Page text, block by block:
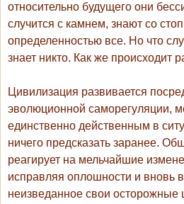
относительно будущего они
случится с камнем, знают со
определенностью все. Но что
знает никто. Как же происходит
Цивилизация развивается
эволюционной саморегуляции,
единственно действенным в
ничего предсказать заранее.
реагирует на мельчайшие
исправляя оплошности и вновь
неизведанное свои осторожные